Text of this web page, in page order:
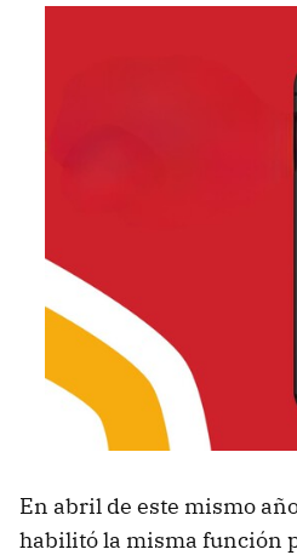
En abril de este mismo
habilitó la misma función